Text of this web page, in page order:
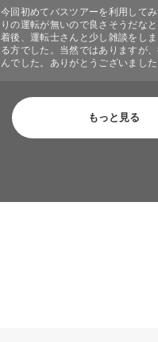
今回初めてバスツアーを利用して
りの運転が無いので良さそうだな
着後、運転士さんと少し雑談をし
る方でした。当然ではありますが
んでした。ありがとうございました
もっと見る